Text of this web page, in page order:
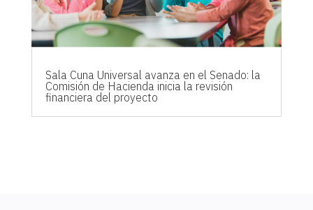
Sala Cuna Universal avanza en el Senado: la
Comisión de Hacienda inicia la revisión
financiera del proyecto